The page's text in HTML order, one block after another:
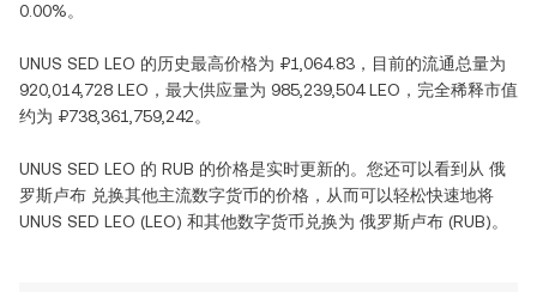
0.00%。
UNUS SED LEO 的历史最高价格为 ₽1,064.83 ，目前的流通总量为
920,014,728 LEO ，最大供应量为 985,239,504 LEO ，完全稀释市值
约为 ₽738,361,759,242。
UNUS SED LEO 的 RUB 的价格是实时更新的。您还可以看到从 俄
罗斯卢布 兑换其他主流数字货币的价格，从而可以轻松快速地将
UNUS SED LEO (LEO) 和其他数字货币兑换为 俄罗斯卢布 (RUB)。